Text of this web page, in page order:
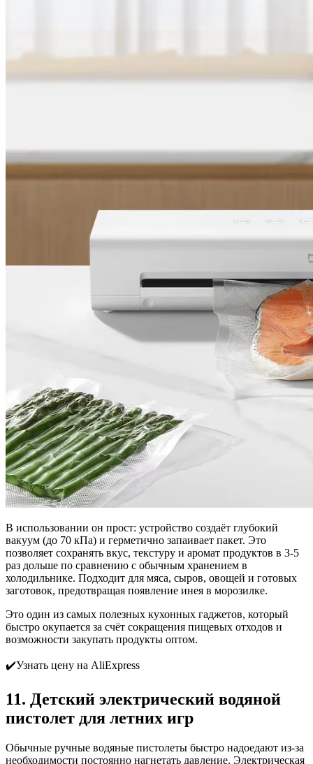
В использовании он прост: устройство создаёт глубокий
вакуум (до 70 кПа) и герметично запаивает пакет. Это
позволяет сохранять вкус, текстуру и аромат продуктов в 3-5
раз дольше по сравнению с обычным хранением в
холодильнике. Подходит для мяса, сыров, овощей и готовых
заготовок, предотвращая появление инея в морозилке.
Это один из самых полезных кухонных гаджетов, который
быстро окупается за счёт сокращения пищевых отходов и
возможности закупать продукты оптом.
✔️Узнать цену на AliExpress
11. Детский электрический водяной
пистолет для летних игр
Обычные ручные водяные пистолеты быстро надоедают из-за
необходимости постоянно нагнетать давление. Электрическая